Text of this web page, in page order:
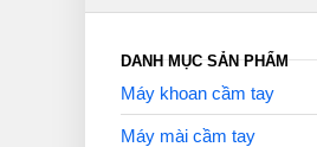
DANH MỤC SẢN PHẨM
Máy khoan cầm tay
Máy mài cầm tay